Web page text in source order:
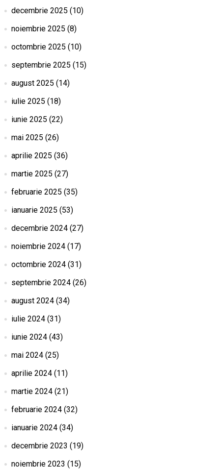
decembrie 2025 (10)
noiembrie 2025 (8)
octombrie 2025 (10)
septembrie 2025 (15)
august 2025 (14)
iulie 2025 (18)
iunie 2025 (22)
mai 2025 (26)
aprilie 2025 (36)
martie 2025 (27)
februarie 2025 (35)
ianuarie 2025 (53)
decembrie 2024(27)
noiembrie 2024(17)
octombrie 2024(31)
septembrie 2024(26)
august 2024(34)
iulie 2024(31)
iunie 2024(43)
mai 2024(25)
aprilie 2024(11)
martie 2024(21)
februarie 2024(32)
ianuarie 2024(34)
decembrie 2023 (19)
noiembrie 2023 (15)